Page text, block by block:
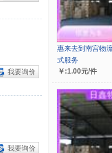
我要询价
我要询价
惠来去到南宫物
式服务
￥:1.00元/件